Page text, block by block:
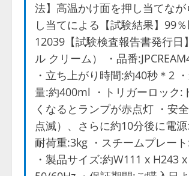
法】高温かけ面を押し当てな
し当てによる【試験結果】99
12039【試験検査報告書発行日
ル クリーム） ・品番
・立ち上がり時間:約40秒＊2
量:約400ml ・トリガーロック:
くなるとランプが赤点灯 ・安
点滅）、さらに約10分後に電
耐荷重:3kg ・スチームプレー
・製品サイズ:約W111 x H243